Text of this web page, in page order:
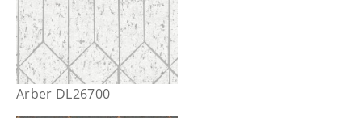
Arber DL26700